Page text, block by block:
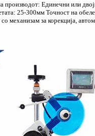
производот: Единечни или
25-300мм Точност на
механизам за корекција,